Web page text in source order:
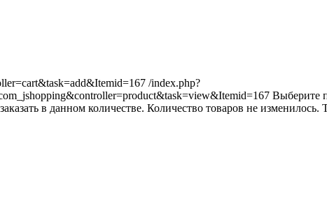
/index.php?
Выберите
в данном количестве. Количество товаров не изменилось.